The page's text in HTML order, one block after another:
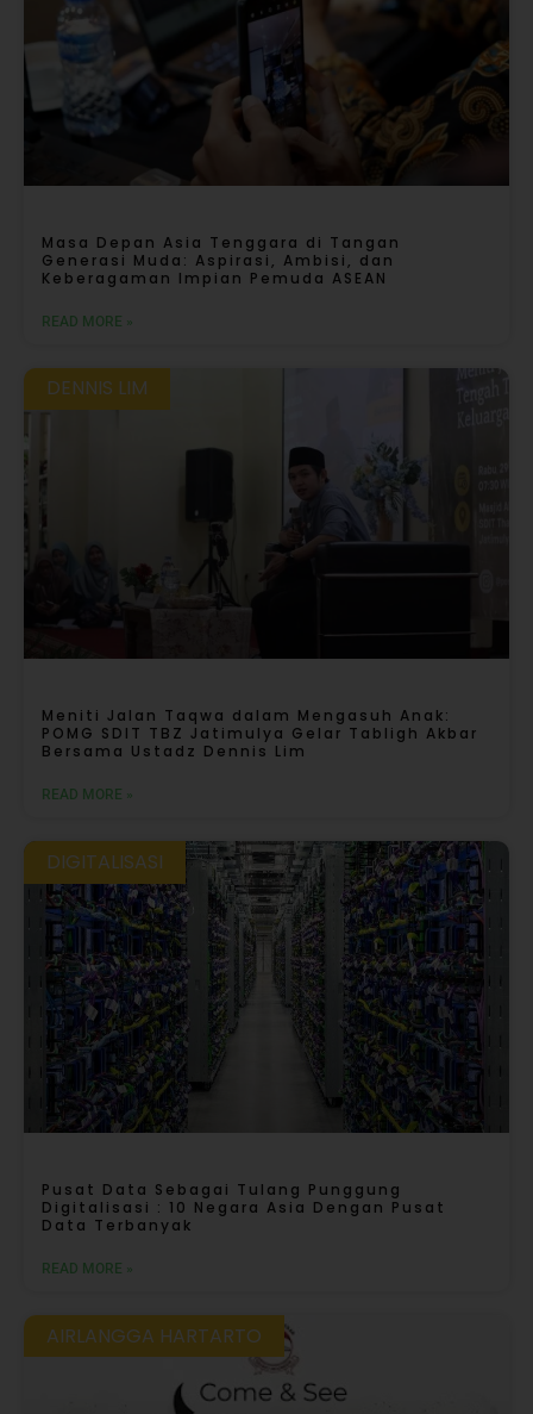
Masa Depan Asia Tenggara di Tangan
Generasi Muda: Aspirasi, Ambisi, dan
Keberagaman Impian Pemuda ASEAN
READ MORE »
DENNIS LIM
Meniti Jalan Taqwa dalam Mengasuh Anak:
POMG SDIT TBZ Jatimulya Gelar Tabligh Akbar
Bersama Ustadz Dennis Lim
READ MORE »
DIGITALISASI
Pusat Data Sebagai Tulang Punggung
Digitalisasi : 10 Negara Asia Dengan Pusat
Data Terbanyak
READ MORE »
AIRLANGGA HARTARTO